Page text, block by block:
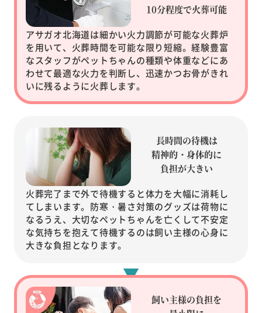
10分程度で火葬可能
アサガオ北海道は細かい火力調節が可能な火葬炉
を用いて、火葬時間を可能な限り短縮。経験豊富
なスタッフがペットちゃんの種類や体重などにあ
わせて最適な火力を判断し、迅速かつお骨がきれ
いに残るように火葬します。
長時間の待機は
精神的・ 身体的に
負担が大きい
火葬完了まで外で待機すると体力を大幅に消耗し
てしまいます。防寒・暑さ対策のグッズは荷物に
なるうえ、大切なペットちゃんを亡くして不安定
な気持ちを抱えて待機するのは飼い主様の心身に
大きな負担となります。
飼い主様の負担を